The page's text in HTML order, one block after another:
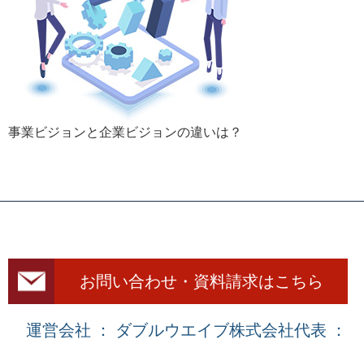
事業ビジョンと企業ビジョンの違いは？
お問い合わせ・資料請求はこちら
運営会社 ： ダブルウエイブ株式会社代表 ：